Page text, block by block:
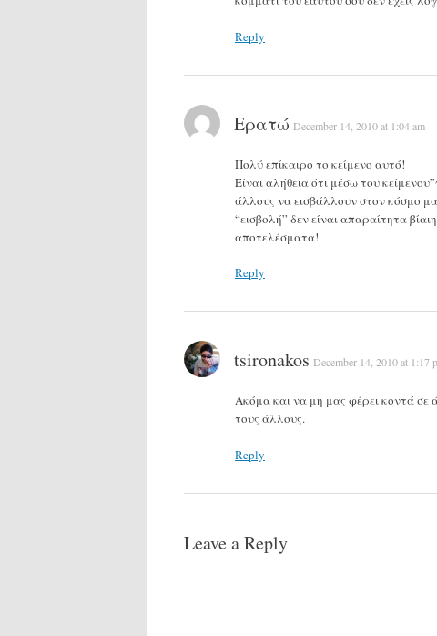
Reply
Ερατώ December 14, 2010 at 1:04 am
Πολύ επίκαιρο το κείμενο αυτό!
Είναι αλήθεια ότι μέσω του
άλλους να εισβάλλουν στον κόσμο
“εισβολή” δεν είναι απαραίτητα
αποτελέσματα!
Reply
tsironakos December 14, 2010 at 1:17
Ακόμα και να μη μας φέρει κοντά σε
τους άλλους.
Reply
Leave a Reply